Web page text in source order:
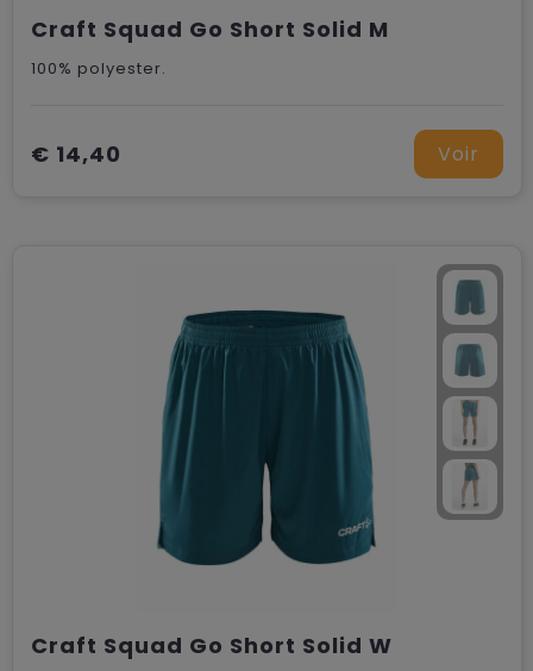
Craft Squad Go Short Solid M
100% polyester.
€ 14,40 Voir
Craft Squad Go Short Solid W